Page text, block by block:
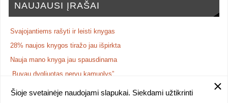
NAUJAUSI ĮRAŠAI
Svajojantiems rašyti ir leisti knygas
28% naujos knygos tiražo jau išpirkta
Nauja mano knyga jau spausdinama
„Buvau dygliuotas nervų kamuolys”
NAUJA KNYGA: poezijos rinkinys „iš Vasarvidžio vados“
Šioje svetainėje naudojami slapukai. Siekdami užtikrinti